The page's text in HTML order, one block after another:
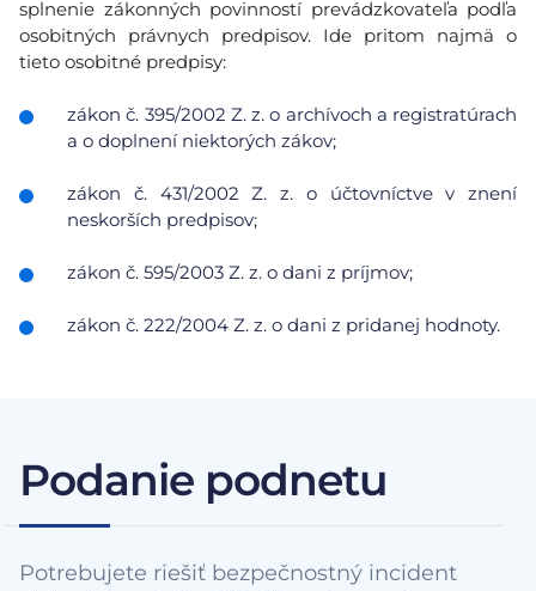
splnenie zákonných povinností prevádzkovateľa podľa
osobitných právnych predpisov. Ide pritom najmä o
tieto osobitné predpisy:
zákon č. 395/2002 Z. z. o archívoch a registratúrach
a o doplnení niektorých zákov;
zákon č. 431/2002 Z. z. o účtovníctve v znení
neskorších predpisov;
zákon č. 595/2003 Z. z. o dani z príjmov;
zákon č. 222/2004 Z. z. o dani z pridanej hodnoty.
Podanie podnetu
Potrebujete riešiť bezpečnostný incident